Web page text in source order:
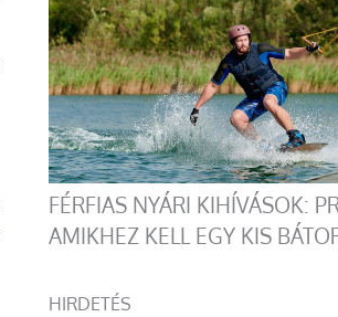
FÉRFIAS NYÁRI KIHÍVÁSOK:
AMIKHEZ KELL EGY KIS
HIRDETÉS